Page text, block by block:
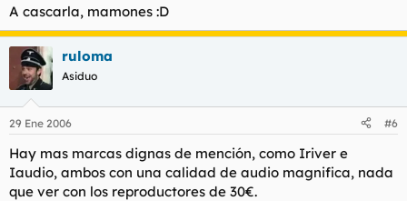
A cascarla, mamones :D
ruloma
Asiduo
29 Ene 2006 #6
Hay mas marcas dignas de mención, como Iriver e
Iaudio, ambos con una calidad de audio magnifica, nada
que ver con los reproductores de 30€.